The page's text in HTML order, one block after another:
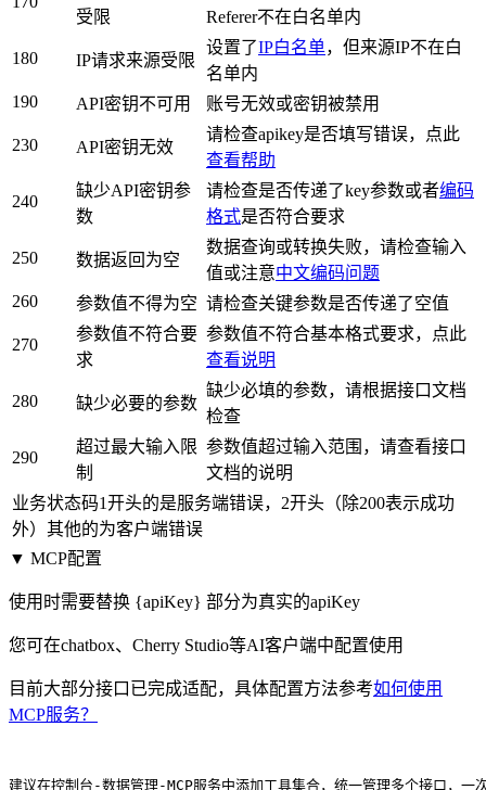
受限
Referer不在白名单内
180 IP请求来源受限
设置了IP白名单，但来源IP不在白
名单内
190
API密钥不可用 账号无效或密钥被禁用
230 API密钥无效
请检查apikey是否填写错误，点此
查看帮助
240
缺少API密钥参
数
请检查是否传递了key参数或者编码
格式是否符合要求
250 数据返回为空
数据查询或转换失败，请检查输入
值或注意中文编码问题
260
参数值不得为空 请检查关键参数是否传递了空值
270
参数值不符合要
求
参数值不符合基本格式要求，点此
查看说明
280 缺少必要的参数
缺少必填的参数，请根据接口文档
检查
290
超过最大输入限
制
参数值超过输入范围，请查看接口
文档的说明
业务状态码1开头的是服务端错误，2开头（除200表示成功
外）其他的为客户端错误
▼ MCP配置
使用时需要替换 {apiKey} 部分为真实的apiKey
您可在chatbox、Cherry Studio等AI客户端中配置使用
目前大部分接口已完成适配，具体配置方法参考如何使用
MCP服务？
建议在控制台-数据管理-MCP服务中添加工具集合，统一管理多个接口，一